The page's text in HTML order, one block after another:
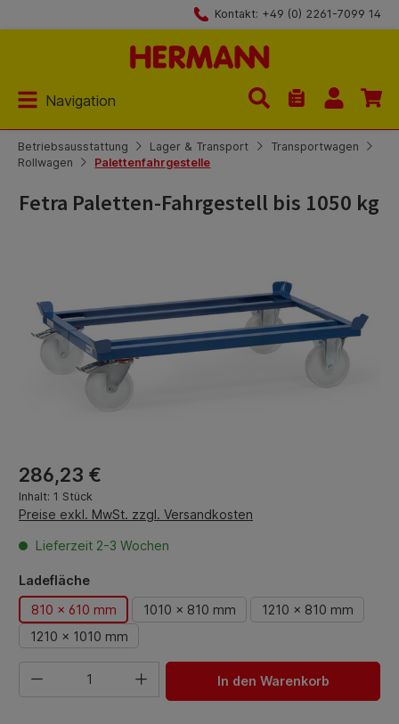
Kontakt: +49 (0) 2261-7099 14
Navigation
Du hast 0
Betriebsausstattung Lager & Transport
Transportwagen
Rollwagen
Palettenfahrgestelle
Fetra Paletten-Fahrgestell bis 1050 kg
Regulärer Preis:
286,23 €
Inhalt: 1 Stück
Preise exkl. MwSt. zzgl. Versandkosten
Lieferzeit 2-3 Wochen
Ladeflächeauswählen
810 x 610 mm
1010 x 810 mm
1210 x 810 mm
1210 x 1010 mm
Produkt Anzahl: Gib den gewünschten Wert ein oder
In den Warenkorb